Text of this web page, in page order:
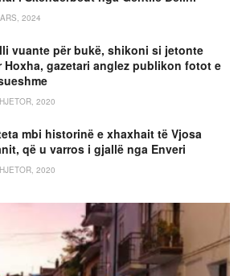
2024
vuante për bukë, shikoni si jetonte
Hoxha, gazetari anglez publikon fotot e
2020
mbi historinë e xhaxhait të Vjosa
që u varros i gjallë nga Enveri
2020